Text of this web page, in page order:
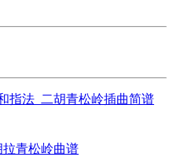
指法_二胡青松岭插曲简谱
青松岭曲谱